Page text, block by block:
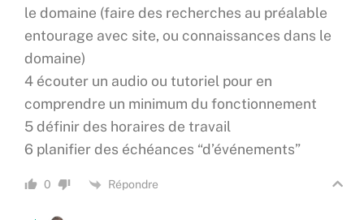
le domaine (faire des recherches au préalable
entourage avec site, ou connaissances dans le
domaine)
4 écouter un audio ou tutoriel pour en
comprendre un minimum du fonctionnement
5 définir des horaires de travail
6 planifier des échéances “d’événements”
0 Répondre